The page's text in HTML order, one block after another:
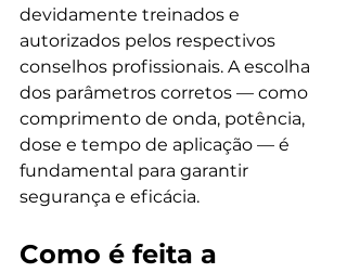
devidamente treinados e
autorizados pelos respectivos
conselhos profissionais. A escolha
dos parâmetros corretos — como
comprimento de onda, potência,
dose e tempo de aplicação — é
fundamental para garantir
segurança e eficácia.
Como é feita a